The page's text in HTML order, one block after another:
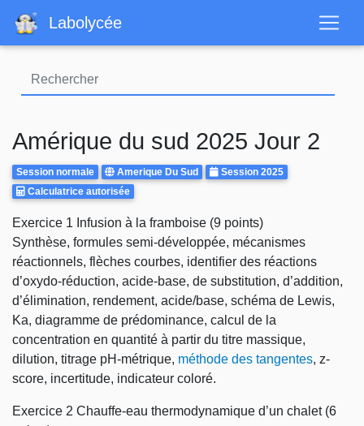
contenu
Labolycée
Amérique du sud 2025 Jour 2
Rattrapages
Session normale
Centre
d'examen
Amerique Du Sud Annee
Session 2025
Calculatrice
Calculatrice autorisée
Body
Exercice 1 Infusion à la framboise (9 points)
Synthèse, formules semi-développée, mécanismes
réactionnels, flèches courbes, identifier des réactions
d’oxydo-réduction, acide-base, de substitution, d’addition,
d’élimination, rendement, acide/base, schéma de Lewis,
Ka, diagramme de prédominance, calcul de la
concentration en quantité à partir du titre massique,
dilution, titrage pH-métrique, méthode des tangentes, z-
score, incertitude, indicateur coloré.
Exercice 2 Chauffe-eau thermodynamique d’un chalet (6